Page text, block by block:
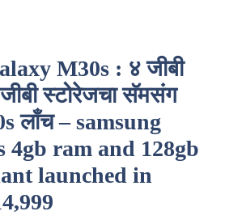
M30s : ४ जीबी
स्टोरेजचा सॅमसंग
लाँच – samsung
4gb ram and 128gb
launched in